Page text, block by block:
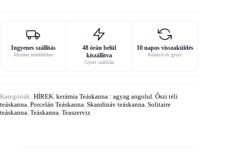
Ingyenes szállítás
Minden rendeléshez
48 órán belül
kiszállítva
Gyors szállítás
10 napos visszaküldés
Könnyű és gyors
Kategóriák: HÍREK kerámia Teáskanna : agyag angolul Őszi téli
teáskanna Porcelán Teáskanna Skandináv teáskanna Solitaire
teáskanna Teáskanna Teaszerviz